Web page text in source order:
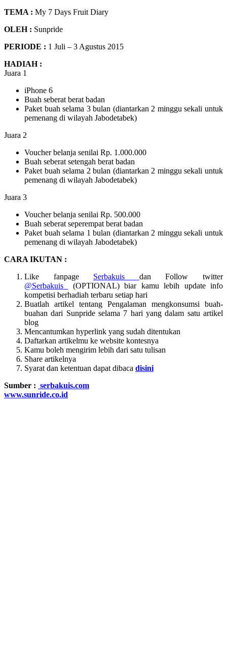
TEMA : My 7 Days Fruit Diary
OLEH : Sunpride
PERIODE : 1 Juli – 3 Agustus 2015
HADIAH :
Juara 1
iPhone 6
Buah seberat berat badan
Paket buah selama 3 bulan (diantarkan 2 minggu sekali untuk
pemenang di wilayah Jabodetabek)
Juara 2
Voucher belanja senilai Rp. 1.000.000
Buah seberat setengah berat badan
Paket buah selama 2 bulan (diantarkan 2 minggu sekali untuk
pemenang di wilayah Jabodetabek)
Juara 3
Voucher belanja senilai Rp. 500.000
Buah seberat seperempat berat badan
Paket buah selama 1 bulan (diantarkan 2 minggu sekali untuk
pemenang di wilayah Jabodetabek)
CARA IKUTAN :
Like fanpage Serbakuis dan Follow twitter
@Serbakuis
(OPTIONAL) biar kamu lebih update info
kompetisi berhadiah terbaru setiap hari
Buatlah artikel tentang Pengalaman mengkonsumsi buah-
buahan dari Sunpride selama 7 hari yang dalam satu artikel
blog
Mencantumkan hyperlink yang sudah ditentukan
Daftarkan artikelmu ke website kontesnya
Kamu boleh mengirim lebih dari satu tulisan
Share artikelnya
Syarat dan ketentuan dapat dibaca disini
Sumber : serbakuis.com
www.sunride.co.id